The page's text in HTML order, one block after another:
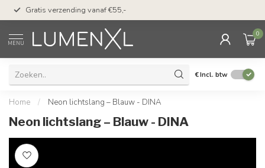
Gratis verzending vanaf €55,-
MENU
0
€Incl. btw
Home / Neon lichtslang – Blauw - DINA
Neon lichtslang – Blauw - DINA